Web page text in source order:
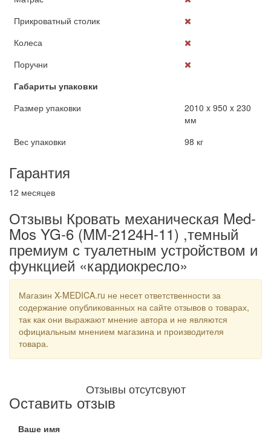
Прикроватный столик
Колеса
Поручни
Габариты упаковки
Размер упаковки
2010 x 950 x 230
мм
Вес упаковки
98 кг
Гарантия
12 месяцев
Отзывы Кровать механическая Med-
Mos YG-6 (MM-2124Н-11) ,темный
премиум с туалетным устройством и
функцией «кардиокресло»
Магазин X-MEDICA.ru не несет ответственности за
содержание опубликованных на сайте отзывов о товарах,
так как они выражают мнение автора и не являются
официальным мнением магазина и производителя
товара.
Отзывы отсутсвуют
Оставить отзыв
Ваше имя